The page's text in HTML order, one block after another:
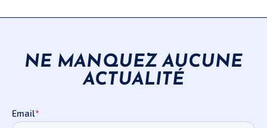
NE MANQUEZ AUCUNE
ACTUALITÉ